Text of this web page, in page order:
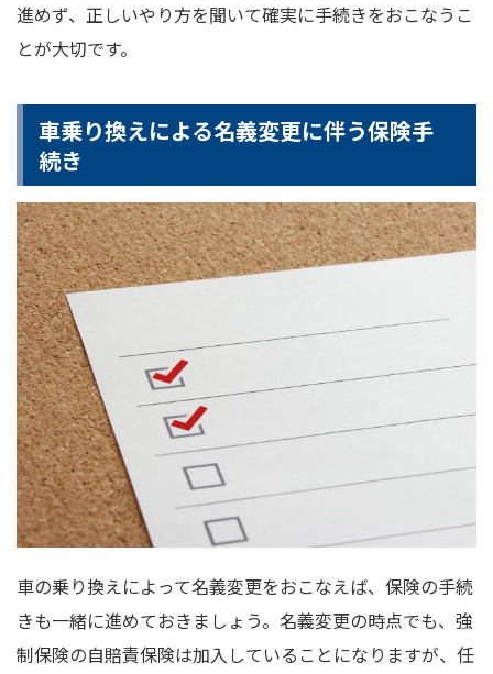
進めず、正しいやり方を聞いて確実に手続きをおこなうこ
とが大切です。
車乗り換えによる名義変更に伴う保険手
続き
車の乗り換えによって名義変更をおこなえば、保険の手続
きも一緒に進めておきましょう。名義変更の時点でも、強
制保険の自賠責保険は加入していることになりますが、任